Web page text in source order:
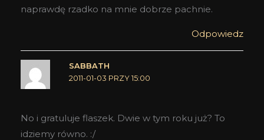
naprawdę rzadko na mnie dobrze pachnie.
Odpowiedz
SABBATH
2011-01-03 PRZY 15:00
No i gratuluje flaszek. Dwie w tym roku już? To
idziemy równo. :/